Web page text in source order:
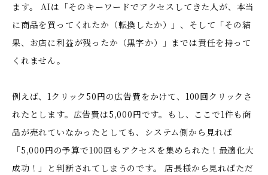
ます。 AIは「そのキーワードでアクセスしてきた人が、本当
に商品を買ってくれたか（転換したか）」、そして「その結
果、お店に利益が残ったか（黒字か）」までは責任を持って
くれません。
例えば、1クリック50円の広告費をかけて、100回クリックさ
れたとします。広告費は5,000円です。もし、ここで1件も商
品が売れていなかったとしても、システム側から見れば
「5,000円の予算で100回もアクセスを集められた！最適化大
成功！」と判断されてしまうのです。 店長様から見ればただ